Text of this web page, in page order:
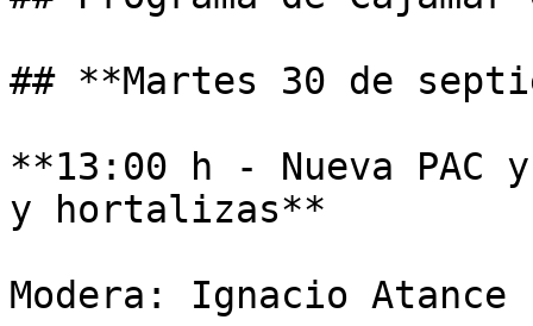
## **Martes 30 de
**13:00 h - Nueva PAC
y hortalizas**
Modera: Ignacio Atance